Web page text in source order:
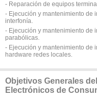
- Reparación de equipos
- Ejecución y mantenimiento de
interfonía.
- Ejecución y mantenimiento de
parabólicas.
- Ejecución y mantenimiento de
hardware redes locales.
Objetivos Generales
Electrónicos de